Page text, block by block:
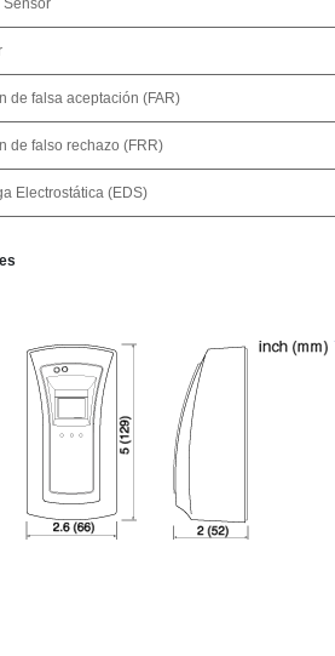
Sensor
de falsa aceptación (FAR)
de falso rechazo (FRR)
Electrostática (EDS)